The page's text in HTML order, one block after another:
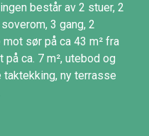
består av 2 stuer, 2
3 gang, 2
sør på ca 43 m² fra
ca. 7 m², utebod og
taktekking, ny terrasse